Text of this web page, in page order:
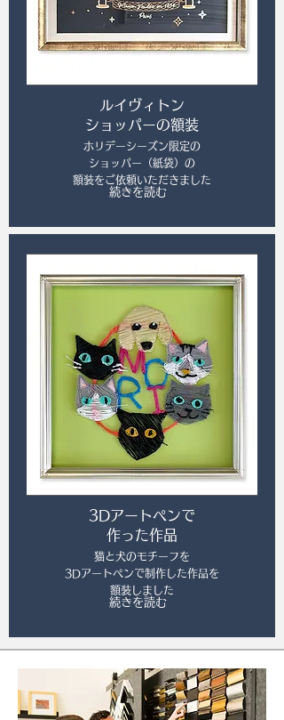
ルイヴィトン
ショッパーの額装
ホリデーシーズン限定の
ショッパー（紙袋）の
額装をご依頼いただきました
続きを読む
3Dアートペンで
作った作品
猫と犬のモチーフを
3Dアートペンで制作した作品を
​額装しました
続きを読む